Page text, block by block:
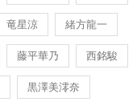
竜星涼 緒方龍一
藤平華乃 西銘駿
黒澤美澪奈